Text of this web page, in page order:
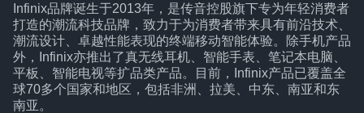
Infinix品牌诞生于2013年，是传音控股旗下专为年轻消费者
打造的潮流科技品牌，致力于为消费者带来具有前沿技术、
潮流设计、卓越性能表现的终端移动智能体验。除手机产品
外，Infinix亦推出了真无线耳机、智能手表、笔记本电脑、
平板、智能电视等扩品类产品。目前，Infinix产品已覆盖全
球70多个国家和地区，包括非洲、拉美、中东、南亚和东
南亚。